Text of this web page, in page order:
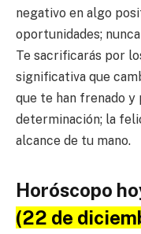
negativo en algo
oportunidades;
Te sacrificarás por
significativa que
que te han frenado y
determinación; la
alcance de tu mano.
Horóscopo
(22 de